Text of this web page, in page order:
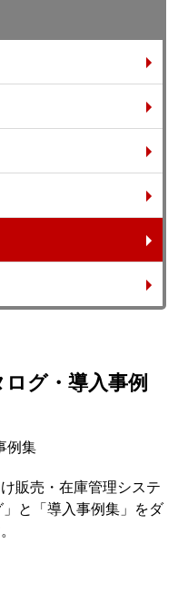
グ・導入事例
販売・在庫管理システ
と「導入事例集」をダ